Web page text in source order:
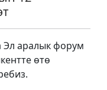
Эл аралык форум
өтө